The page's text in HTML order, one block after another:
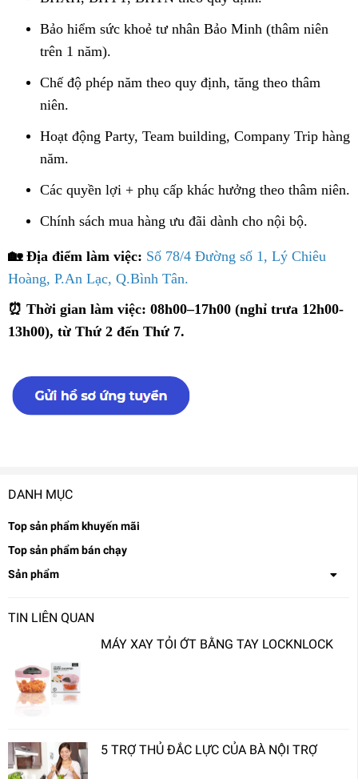
DANH MỤC
Top sản phẩm khuyến mãi
Top sản phẩm bán chạy
Sản phẩm
TIN LIÊN QUAN
MÁY XAY TỎI ỚT BẰNG TAY LOCKNLOCK
5 TRỢ THỦ ĐẮC LỰC CỦA BÀ NỘI TRỢ
Bảo hiểm sức khoẻ tư nhân Bảo Minh (thâm niên
trên 1 năm).
Chế độ phép năm theo quy định, tăng theo thâm
niên.
Hoạt động Party, Team building, Company Trip hàng
năm.
Các quyền lợi + phụ cấp khác hưởng theo thâm niên.
Chính sách mua hàng ưu đãi dành cho nội bộ.
🏡 Địa điểm làm việc: Số 78/4 Đường số 1, Lý Chiêu
Hoàng, P.An Lạc, Q.Bình Tân.
⏰ Thời gian làm việc: 08h00–17h00 (nghỉ trưa 12h00-
13h00), từ Thứ 2 đến Thứ 7.